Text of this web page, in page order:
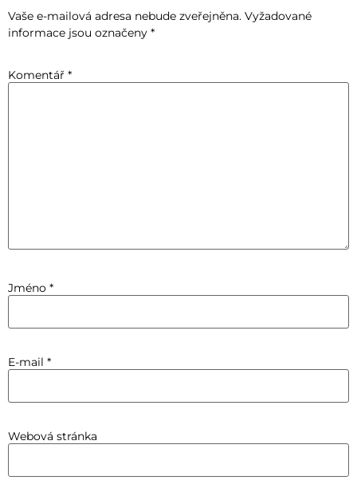
Vaše e-mailová adresa nebude zveřejněna. Vyžadované
informace jsou označeny *
Komentář *
Jméno *
E-mail *
Webová stránka